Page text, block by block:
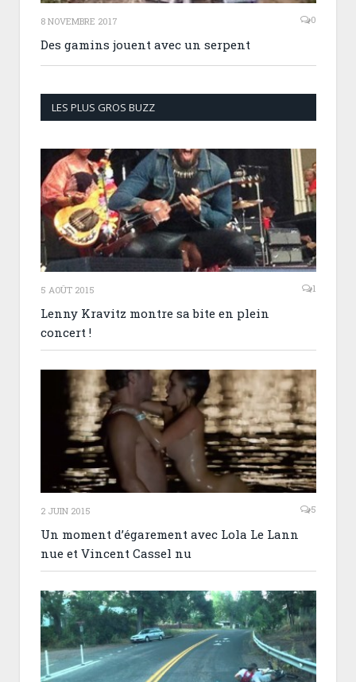
8 NOVEMBRE 2017 0
Des gamins jouent avec un serpent
LES PLUS GROS BUZZ
5 AOÛT 2015 1
Lenny Kravitz montre sa bite en plein
concert !
2 JUIN 2015 5
Un moment d’égarement avec Lola Le Lann
nue et Vincent Cassel nu